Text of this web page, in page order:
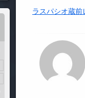
ラスパシオ蔵前